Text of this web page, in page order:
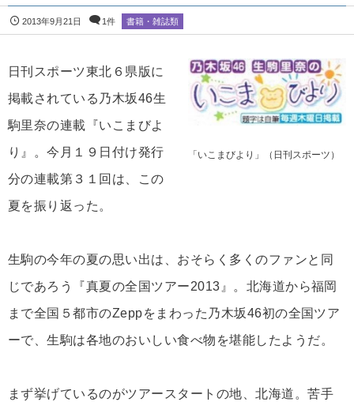
2013年9月21日 1件 書籍・雑誌類
「いこまびより」（日刊スポーツ）
日刊スポーツ東北６県版に
掲載されている乃木坂46生
駒里奈の連載『いこまびよ
り』。今月１９日付け発行
分の連載第３１回は、この
夏を振り返った。
生駒の今年の夏の思い出は、おそらく多くのファンと同
じであろう『真夏の全国ツアー2013』。北海道から福岡
まで全国５都市のZeppをまわった乃木坂46初の全国ツア
ーで、生駒は各地のおいしい食べ物を堪能したようだ。
まず挙げているのがツアースタートの地、北海道。苦手